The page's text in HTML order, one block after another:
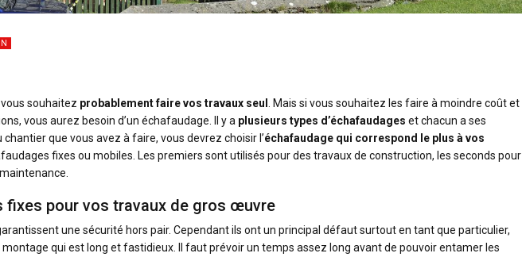
souhaitez probablement faire vos travaux seul . Mais si vous souhaitez les faire à moindre coût et
vous aurez besoin d’un échafaudage. Il y a plusieurs types d’échafaudages et chacun a ses
que vous avez à faire, vous devrez choisir l’échafaudage qui correspond le plus à vos
fixes ou mobiles. Les premiers sont utilisés pour des travaux de construction, les seconds pour
fixes pour vos travaux de gros œuvre
une sécurité hors pair. Cependant ils ont un principal défaut surtout en tant que particulier,
qui est long et fastidieux. Il faut prévoir un temps assez long avant de pouvoir entamer les